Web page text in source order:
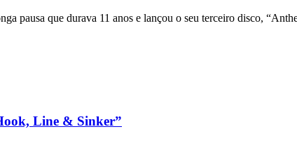
pausa que durava 11 anos e lançou o seu terceiro disco,
Line & Sinker”